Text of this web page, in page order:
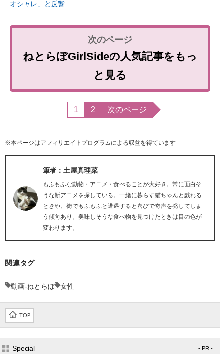
オシャレ」と反響
ねとらぼGirlSideの人気記事をもっ
と見る
1 2 次のページ
※本ページはアフィリエイトプログラムによる収益を得ています
筆者：土屋真理菜
もふもふな動物・アニメ・食べることが大好き。常に面白そ
うな新アニメを探している。一緒に暮らす猫ちゃんと戯れる
ときや、街でもふもふと遭遇すると喜びで奇声を発してしま
う傾向あり。美味しそうな食べ物を見つけたときは目の色が
変わります。
関連タグ
動画-ねとらぼ 女性
TOP
Special - PR -